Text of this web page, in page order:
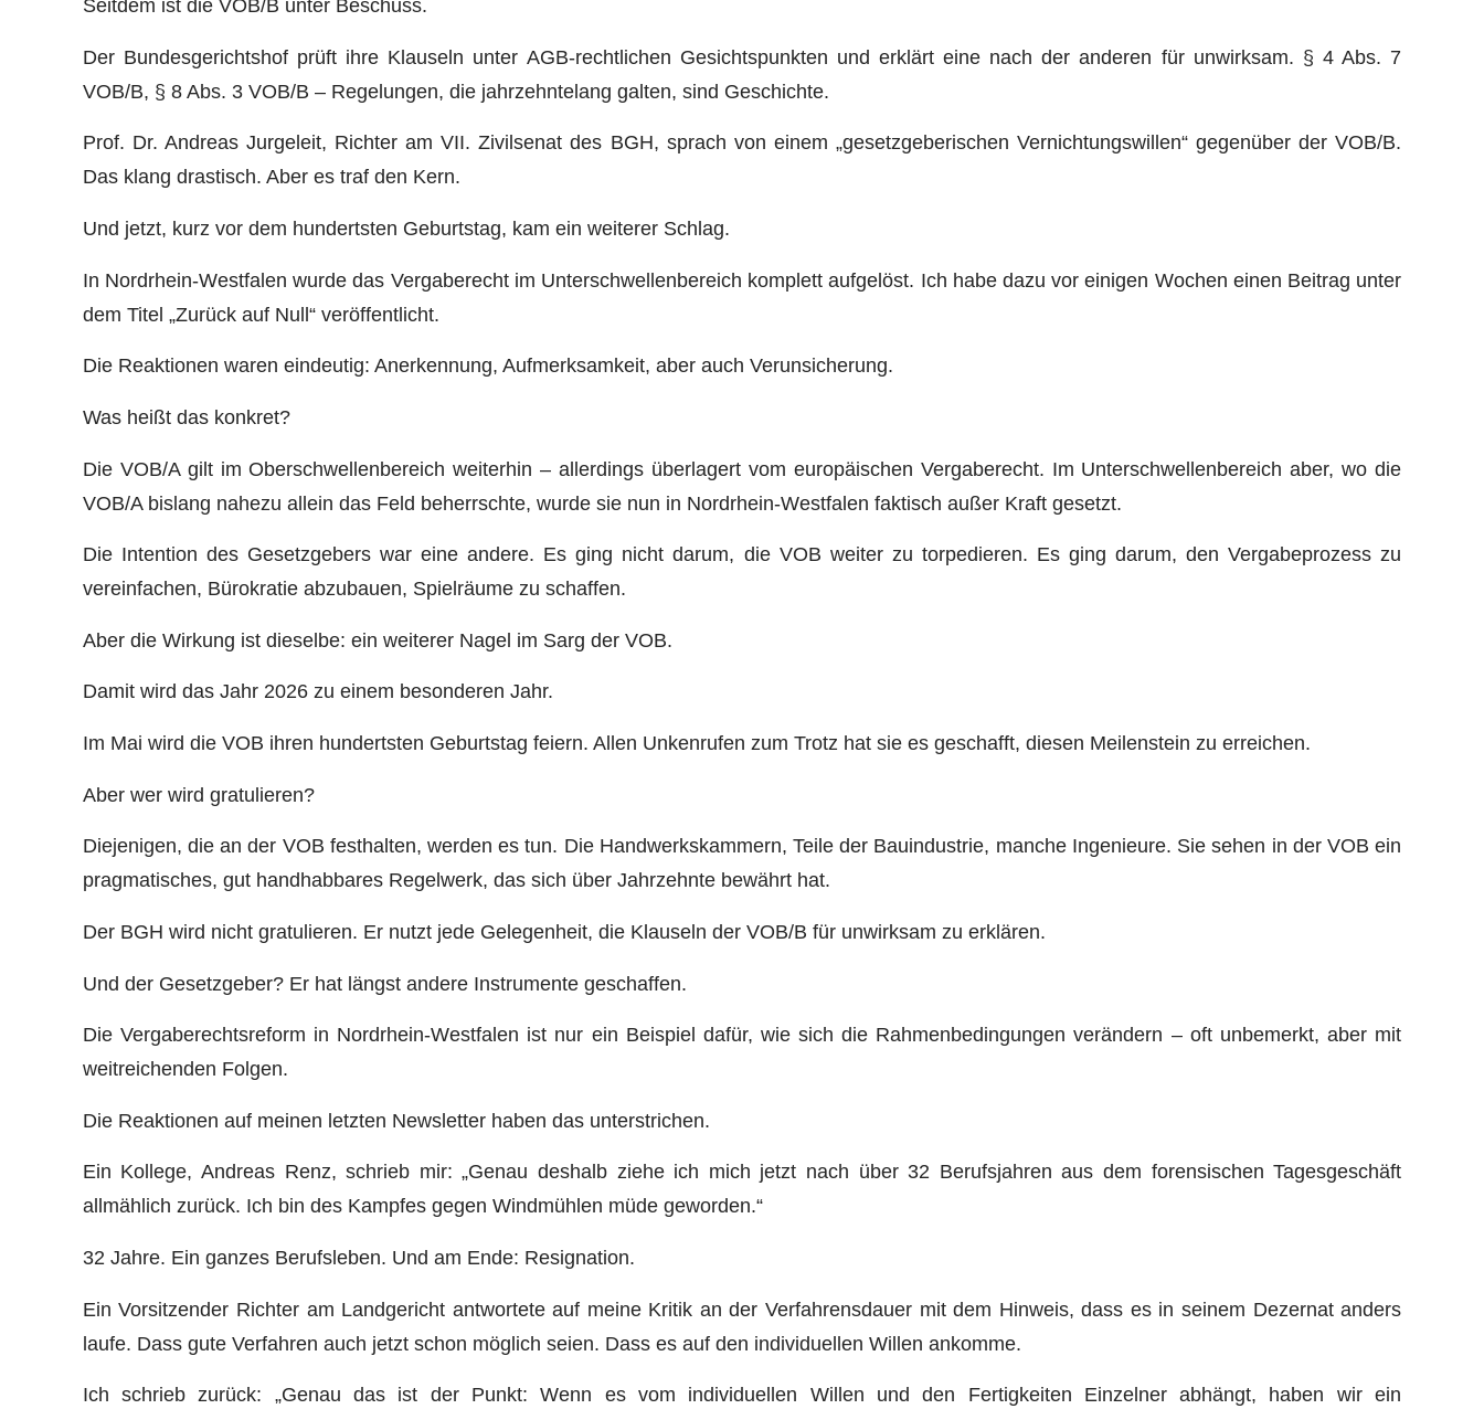
Seitdem ist die VOB/B unter Beschuss.
Der Bundesgerichtshof prüft ihre Klauseln unter AGB-rechtlichen Gesichtspunkten und erklärt eine nach der anderen für unwirksam. § 4 Abs. 7
VOB/B, § 8 Abs. 3 VOB/B – Regelungen, die jahrzehntelang galten, sind Geschichte.
Prof. Dr. Andreas Jurgeleit, Richter am VII. Zivilsenat des BGH, sprach von einem „gesetzgeberischen Vernichtungswillen“ gegenüber der VOB/B.
Das klang drastisch. Aber es traf den Kern.
Und jetzt, kurz vor dem hundertsten Geburtstag, kam ein weiterer Schlag.
In Nordrhein-Westfalen wurde das Vergaberecht im Unterschwellenbereich komplett aufgelöst. Ich habe dazu vor einigen Wochen einen Beitrag unter
dem Titel „Zurück auf Null“ veröffentlicht.
Die Reaktionen waren eindeutig: Anerkennung, Aufmerksamkeit, aber auch Verunsicherung.
Was heißt das konkret?
Die VOB/A gilt im Oberschwellenbereich weiterhin – allerdings überlagert vom europäischen Vergaberecht. Im Unterschwellenbereich aber, wo die
VOB/A bislang nahezu allein das Feld beherrschte, wurde sie nun in Nordrhein-Westfalen faktisch außer Kraft gesetzt.
Die Intention des Gesetzgebers war eine andere. Es ging nicht darum, die VOB weiter zu torpedieren. Es ging darum, den Vergabeprozess zu
vereinfachen, Bürokratie abzubauen, Spielräume zu schaffen.
Aber die Wirkung ist dieselbe: ein weiterer Nagel im Sarg der VOB.
Damit wird das Jahr 2026 zu einem besonderen Jahr.
Im Mai wird die VOB ihren hundertsten Geburtstag feiern. Allen Unkenrufen zum Trotz hat sie es geschafft, diesen Meilenstein zu erreichen.
Aber wer wird gratulieren?
Diejenigen, die an der VOB festhalten, werden es tun. Die Handwerkskammern, Teile der Bauindustrie, manche Ingenieure. Sie sehen in der VOB ein
pragmatisches, gut handhabbares Regelwerk, das sich über Jahrzehnte bewährt hat.
Der BGH wird nicht gratulieren. Er nutzt jede Gelegenheit, die Klauseln der VOB/B für unwirksam zu erklären.
Und der Gesetzgeber? Er hat längst andere Instrumente geschaffen.
Die Vergaberechtsreform in Nordrhein-Westfalen ist nur ein Beispiel dafür, wie sich die Rahmenbedingungen verändern – oft unbemerkt, aber mit
weitreichenden Folgen.
Die Reaktionen auf meinen letzten Newsletter haben das unterstrichen.
Ein Kollege, Andreas Renz, schrieb mir: „Genau deshalb ziehe ich mich jetzt nach über 32 Berufsjahren aus dem forensischen Tagesgeschäft
allmählich zurück. Ich bin des Kampfes gegen Windmühlen müde geworden.“
32 Jahre. Ein ganzes Berufsleben. Und am Ende: Resignation.
Ein Vorsitzender Richter am Landgericht antwortete auf meine Kritik an der Verfahrensdauer mit dem Hinweis, dass es in seinem Dezernat anders
laufe. Dass gute Verfahren auch jetzt schon möglich seien. Dass es auf den individuellen Willen ankomme.
Ich schrieb zurück: „Genau das ist der Punkt: Wenn es vom individuellen Willen und den Fertigkeiten Einzelner abhängt, haben wir ein